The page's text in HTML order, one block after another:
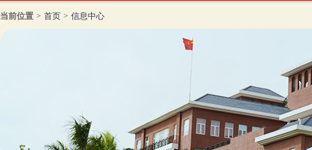
当前位置 > 首页 > 信息中心